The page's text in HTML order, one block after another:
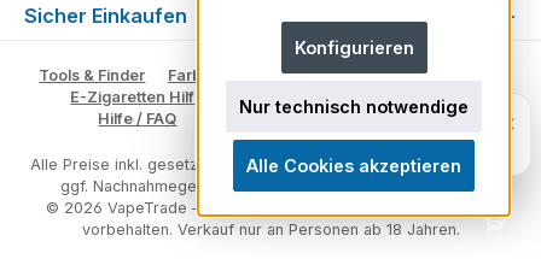
Sicher Einkaufen
Tools & Finder Farben & Varianten
Geschmack suchen
E-Zigaretten Hilfe
Fachberater
Vape Ratgeber
Hilfe / FAQ
Glossar Impressum Kontakt
Alle Preise inkl. gesetzl. Mehrwertsteuer zzgl.Versandkosten
ggf. Nachnahmegebühren, wenn nicht anders angegeben.
© 2026 VapeTrade – E-Zigaretten & Vape Shop - Alle Rechte
vorbehalten. Verkauf nur an Personen ab 18 Jahren.
Unsicher, welches Produkt zu dir
×
Nur technisch notwendige
Konfigurieren
Alle Cookies akzeptieren